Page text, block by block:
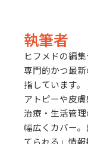
執筆者
ヒフメドの編
専門的かつ最
指しています。
アトピーや皮
治療・生活管
幅広くカバー
てられる」情報